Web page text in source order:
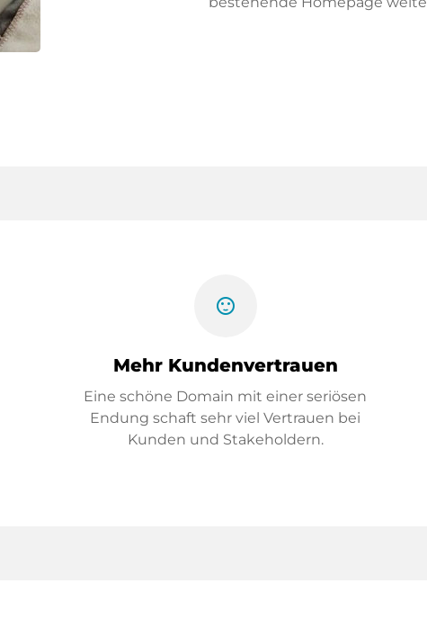
sentiment_satisfied
Mehr Kundenvertrauen
Eine schöne Domain mit einer seriösen
Endung schaft sehr viel Vertrauen bei
Kunden und Stakeholdern.